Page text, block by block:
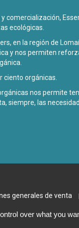
comercialización,
ecológicas.
en la región de
y nos permiten
ciento orgánicas.
nos permite
siempre, las
generales de venta
over what you